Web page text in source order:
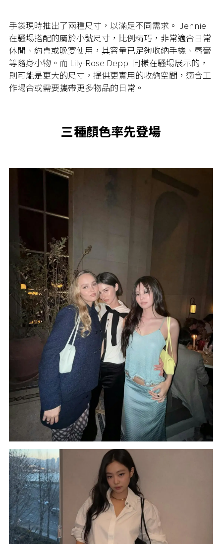
手袋現時推出了兩種尺寸，以滿足不同需求。 Jennie
在騷場搭配的屬於小號尺寸，比例精巧，非常適合日常
休閒、約會或晚宴使用，其容量已足夠收納手機、唇膏
等隨身小物。而 Lily-Rose Depp 同樣在騷場展示的，
則可能是更大的尺寸，提供更實用的收納空間，適合工
作場合或需要攜帶更多物品的日常。
三種顏色率先登場